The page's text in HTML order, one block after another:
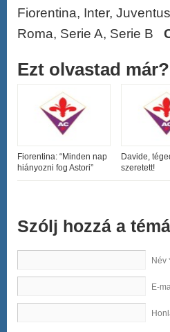
Fiorentina, Inter, Juventus
Roma, Serie A, Serie B
Ezt olvastad már?
Fiorentina: “Minden nap
hiányozni fog Astori”
Davide,
szeretett!
Szólj hozzá a
Név
E-